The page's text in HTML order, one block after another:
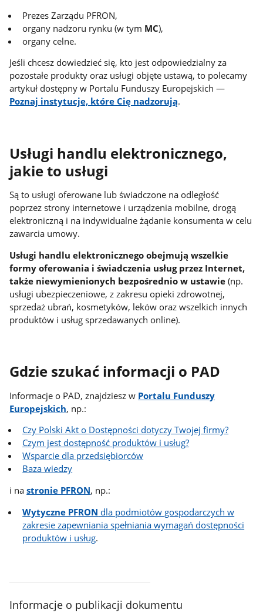
Prezes Zarządu PFRON,
organy nadzoru rynku (w tym MC),
organy celne.
Jeśli chcesz dowiedzieć się, kto jest odpowiedzialny za
pozostałe produkty oraz usługi objęte ustawą, to polecamy
artykuł dostępny w Portalu Funduszy Europejskich —
Poznaj instytucje, które Cię nadzorują.
Usługi handlu elektronicznego,
jakie to usługi
Są to usługi oferowane lub świadczone na odległość
poprzez strony internetowe i urządzenia mobilne, drogą
elektroniczną i na indywidualne żądanie konsumenta w celu
zawarcia umowy.
Usługi handlu elektronicznego obejmują wszelkie
formy oferowania i świadczenia usług przez Internet,
także niewymienionych bezpośrednio w ustawie(np.
usługi ubezpieczeniowe, z zakresu opieki zdrowotnej,
sprzedaż ubrań, kosmetyków, leków oraz wszelkich innych
produktów i usług sprzedawanych online).
Gdzie szukać informacji o PAD
Informacje o PAD, znajdziesz w Portalu Funduszy
Europejskich, np.:
Czy Polski Akt o Dostępności dotyczy Twojej firmy?
Czym jest dostępność produktów i usług?
Wsparcie dla przedsiębiorców
Baza wiedzy
i nastronie PFRON, np.:
Wytyczne PFRON dla podmiotów gospodarczych w
zakresie zapewniania spełniania wymagań dostępności
produktów i usług.
Informacje o publikacji dokumentu